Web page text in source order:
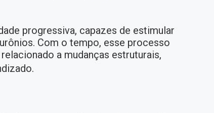
progressiva, capazes de estimular
Com o tempo, esse processo
a mudanças estruturais,